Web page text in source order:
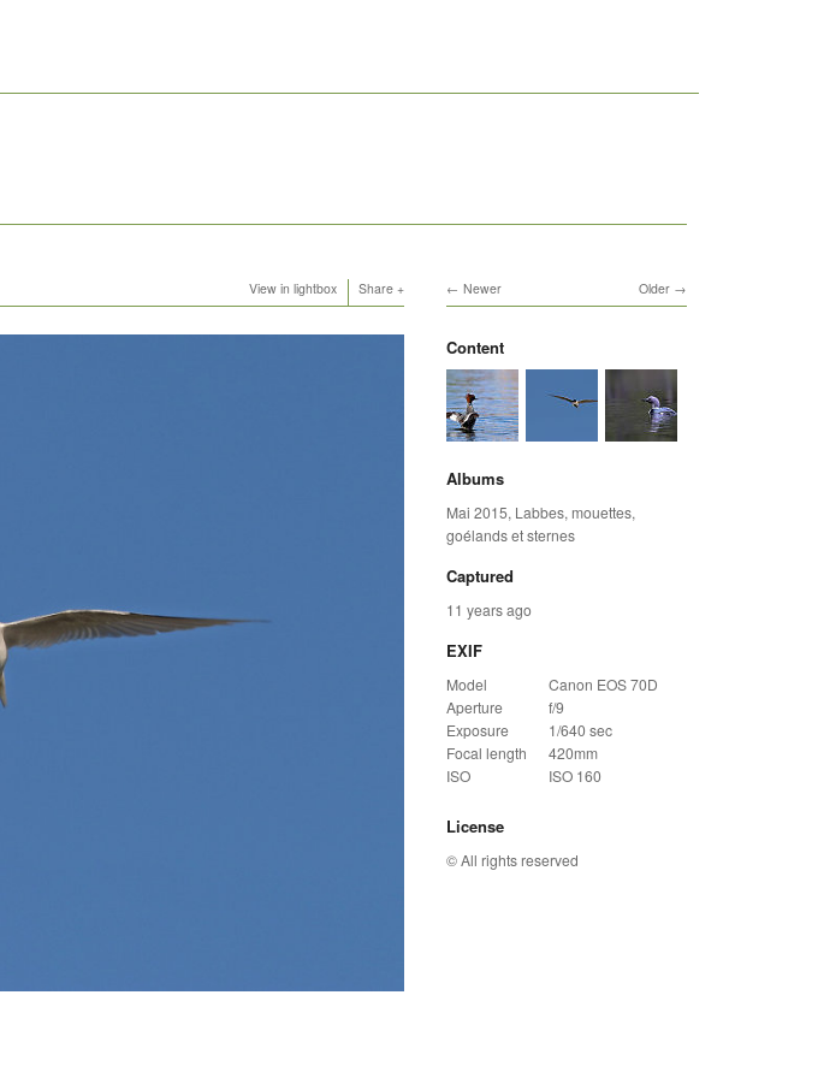
View in lightbox Share Older
Newer
Content
Albums
Mai 2015, Labbes, mouettes,
goélands et sternes
Captured
11 years ago
EXIF
Model
Canon EOS 70D
Aperture
f/9
Exposure
1/640 sec
Focal length
420mm
ISO
ISO 160
License
© All rights reserved